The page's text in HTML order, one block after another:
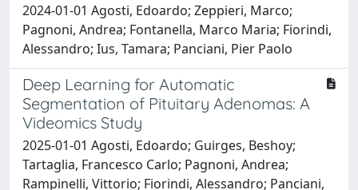
2024-01-01 Agosti, Edoardo; Zeppieri, Marco;
Pagnoni, Andrea; Fontanella, Marco Maria; Fiorindi,
Alessandro; Ius, Tamara; Panciani, Pier Paolo
Deep Learning for Automatic
Segmentation of Pituitary Adenomas: A
Videomics Study
2025-01-01 Agosti, Edoardo; Guirges, Beshoy;
Tartaglia, Francesco Carlo; Pagnoni, Andrea;
Rampinelli, Vittorio; Fiorindi, Alessandro; Panciani,